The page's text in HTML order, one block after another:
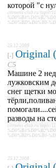
которой "с
citroens-club.ru/topic/
%D0%BD%D0%B0-
25.12.2008
[-] Original
C5
Машине 2
лужковским
снег щетки
разводы на
citroens-club.ru/topic/
%D0%BD%D0%B0-
25.12.2008